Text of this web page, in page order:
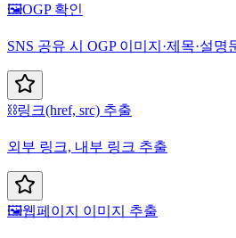
🖼️OGP 확인
SNS 공유 시 OGP 이미지·제목·설
⛓️링크(href, src) 추출
외부 링크, 내부 링크 추출
🖼️웹페이지 이미지 추출